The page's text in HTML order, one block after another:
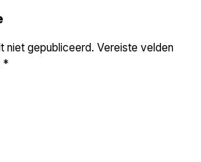
niet gepubliceerd. Vereiste velden
*